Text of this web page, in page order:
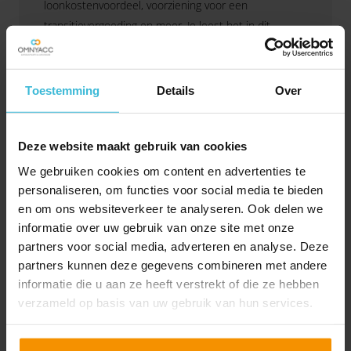
Toestemming Details Over
Deze website maakt gebruik van cookies
We gebruiken cookies om content en advertenties te
personaliseren, om functies voor social media te bieden
en om ons websiteverkeer te analyseren. Ook delen we
informatie over uw gebruik van onze site met onze
partners voor social media, adverteren en analyse. Deze
partners kunnen deze gegevens combineren met andere
informatie die u aan ze heeft verstrekt of die ze hebben
verzameld op basis van uw gebruik van hun services.
loonkostenvoordeel, voorziening voor een
transitievergoeding en meer. Je leest het in dit
artikel.
Eindejaarstips voor de